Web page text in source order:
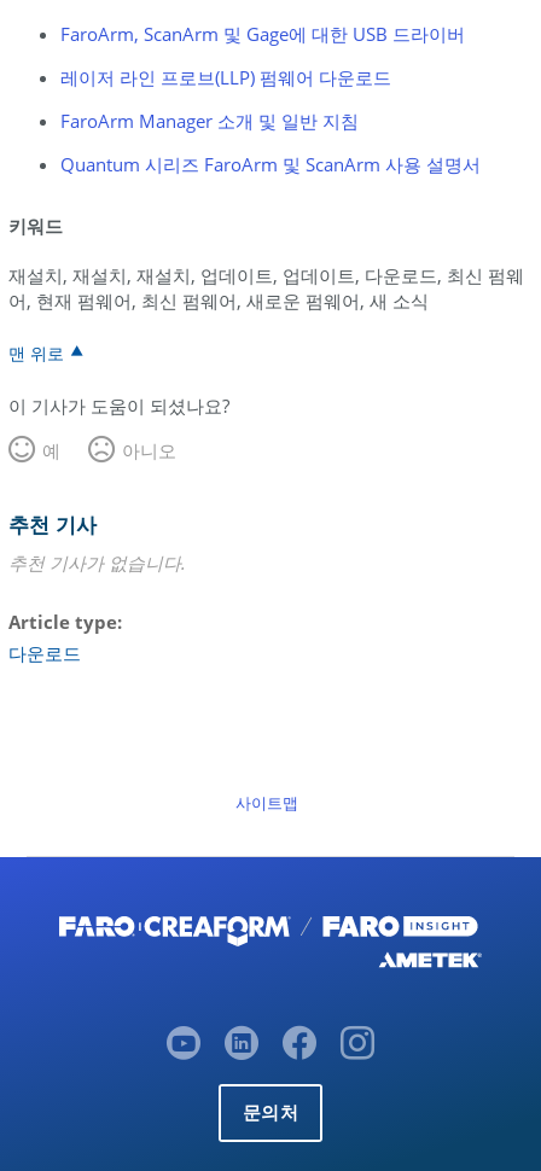
FaroArm, ScanArm 및 Gage에 대한 USB 드라이버
레이저 라인 프로브(LLP) 펌웨어 다운로드
FaroArm Manager 소개 및 일반 지침
Quantum 시리즈 FaroArm 및 ScanArm 사용 설명서
키워드
재설치, 재설치, 재설치, 업데이트, 업데이트, 다운로드, 최신 펌웨
어, 현재 펌웨어, 최신 펌웨어, 새로운 펌웨어, 새 소식
맨 위로
이 기사가 도움이 되셨나요?
예
아니오
추천 기사
추천 기사가 없습니다.
Article type
다운로드
사이트맵
문의처